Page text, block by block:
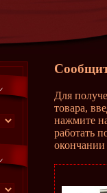
Для
товара,
нажмите
работать
окончании